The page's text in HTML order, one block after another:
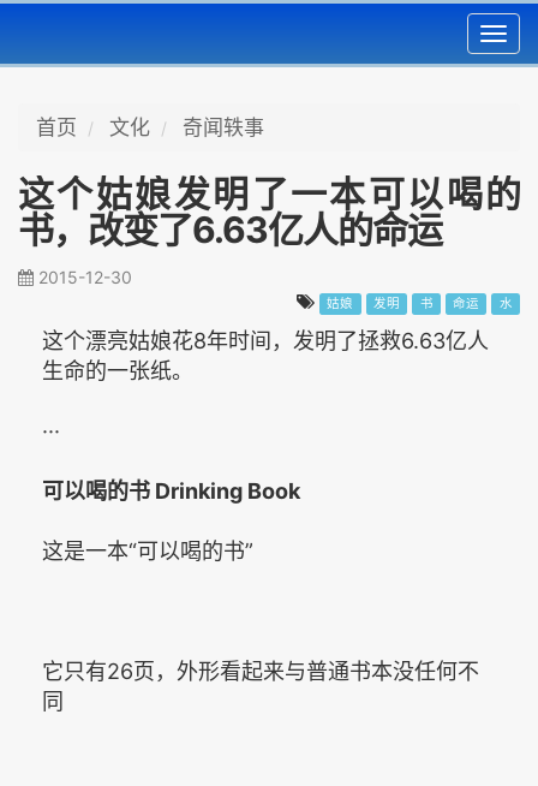
首页 文化 奇闻轶事
这个姑娘发明了一本可以喝的
书，改变了6.63亿人的命运
2015-12-30
姑娘 发明 书 命运 水
这个漂亮姑娘花8年时间，发明了拯救6.63亿人
生命的一张纸。
···
可以喝的书 Drinking Book
这是一本“可以喝的书”
它只有26页，外形看起来与普通书本没任何不
同